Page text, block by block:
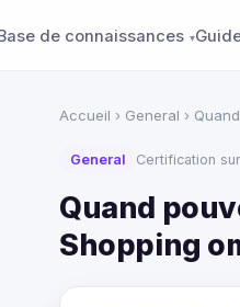
de connaissances
Accueil › General ›
General Certification
Quand
Shopping